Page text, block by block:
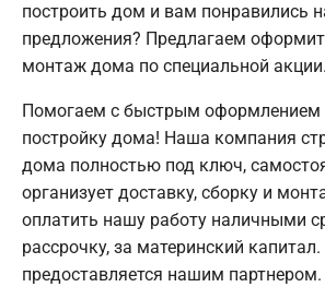
построить дом и вам понравились
предложения? Предлагаем
монтаж дома по специальной акции.
Помогаем с быстрым оформлением
постройку дома! Наша компания
дома полностью под ключ,
организует доставку, сборку и
оплатить нашу работу наличными
рассрочку, за материнский
предоставляется нашим партнером.